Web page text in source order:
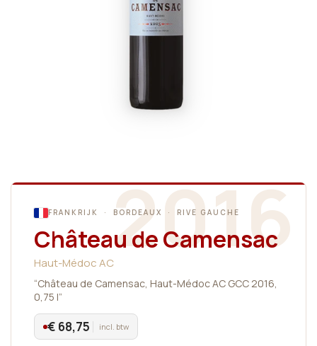
2016
FRANKRIJK · BORDEAUX · RIVE GAUCHE
Château de Camensac
Haut-Médoc AC
“Château de Camensac, Haut-Médoc AC GCC 2016,
0,75 l”
€ 68,75 incl. btw